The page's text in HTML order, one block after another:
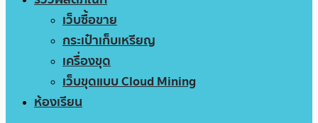
เว็บซื้อขาย
กระเป๋าเก็บเหรียญ
เครื่องขุด
เว็บขุดแบบ Cloud Mining
ห้องเรียน